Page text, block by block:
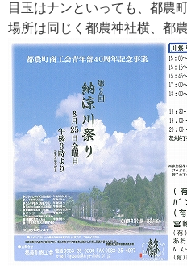
目玉はナンといっても、都農
場所は同じく都農神社横、都